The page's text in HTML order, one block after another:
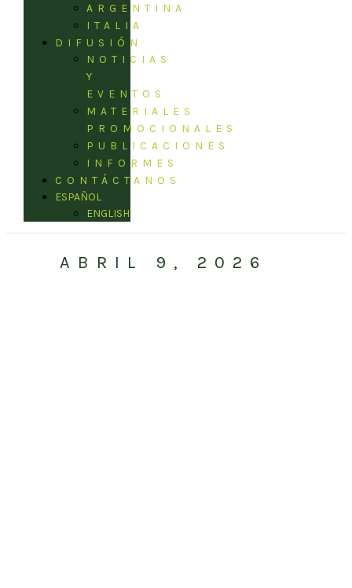
ARGENTINA
ITALIA
DIFUSIÓN
NOTICIAS
Y
EVENTOS
MATERIALES
PROMOCIONALES
PUBLICACIONES
INFORMES
CONTÁCTANOS
ESPAÑOL
ENGLISH
ABRIL 9, 2026